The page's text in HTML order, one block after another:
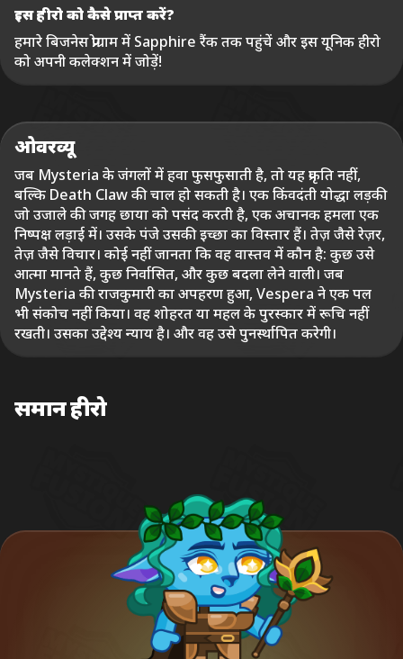
इस हीरो को कैसे प्राप्त करें?
हमारे बिजनेस प्रोग्राम में Sapphire रैंक तक पहुंचें और इस यूनिक हीरो
को अपनी कलेक्शन में जोड़ें!
ओवरव्यू
जब Mysteria के जंगलों में हवा फुसफुसाती है, तो यह प्रकृति नहीं,
बल्कि Death Claw की चाल हो सकती है। एक किंवदंती योद्धा लड़की
जो उजाले की जगह छाया को पसंद करती है, एक अचानक हमला एक
निष्पक्ष लड़ाई में। उसके पंजे उसकी इच्छा का विस्तार हैं। तेज़ जैसे रेज़र,
तेज़ जैसे विचार। कोई नहीं जानता कि वह वास्तव में कौन है: कुछ उसे
आत्मा मानते हैं, कुछ निर्वासित, और कुछ बदला लेने वाली। जब
Mysteria की राजकुमारी का अपहरण हुआ, Vespera ने एक पल
भी संकोच नहीं किया। वह शोहरत या महल के पुरस्कार में रूचि नहीं
रखती। उसका उद्देश्य न्याय है। और वह उसे पुनर्स्थापित करेगी।
समान हीरो